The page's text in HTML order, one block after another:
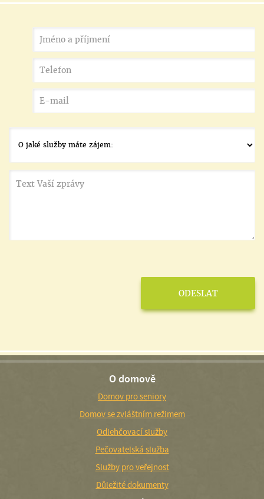
O domově
Domov pro seniory
Domov se zvláštním režimem
Odlehčovací služby
Pečovatelská služba
Služby pro veřejnost
Důležité dokumenty